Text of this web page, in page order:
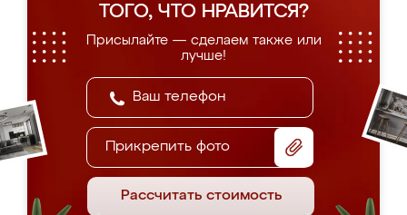
ТОГО, ЧТО НРАВИТСЯ?
Присылайте — сделаем также или
лучше!
Прикрепить фото
Рассчитать стоимость